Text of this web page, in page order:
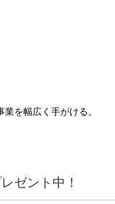
を幅広く手がける。
ゼント中！